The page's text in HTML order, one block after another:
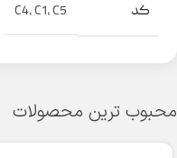
کد C4,C1,C5
محبوب ترین محصولات